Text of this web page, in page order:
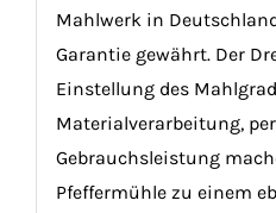
Mahlwerk in
Garantie gewährt. Der
Einstellung des
Materialverarbeitung,
Gebrauchsleistung
Pfeffermühle zu einem